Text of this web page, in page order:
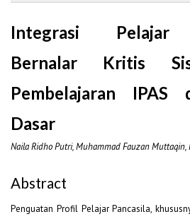
Integrasi Pelajar
Bernalar Kritis
Pembelajaran IPAS
Dasar
Naila Ridho Putri, Muhammad Fauzan Muttaqin,
Abstract
Penguatan Profil Pelajar Pancasila,